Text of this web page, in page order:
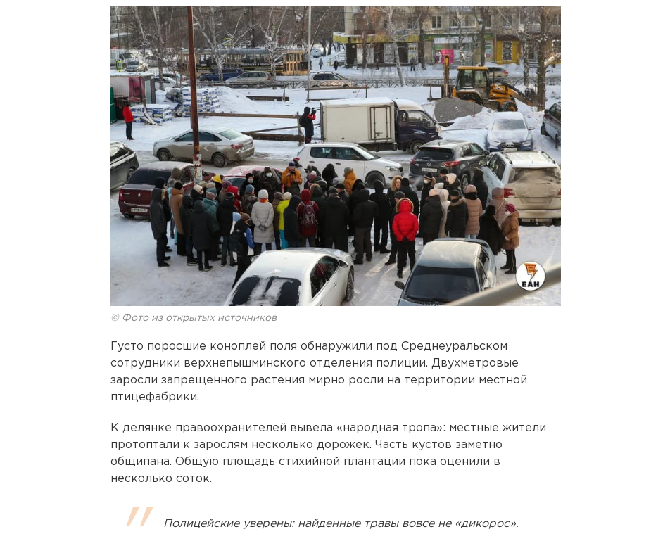
© Фото из открытых источников
Густо поросшие коноплей поля обнаружили под Среднеуральском
сотрудники верхнепышминского отделения полиции. Двухметровые
заросли запрещенного растения мирно росли на территории местной
птицефабрики.
К делянке правоохранителей вывела «народная тропа»: местные жители
протоптали к зарослям несколько дорожек. Часть кустов заметно
общипана. Общую площадь стихийной плантации пока оценили в
несколько соток.
Полицейские уверены: найденные травы вовсе не «дикорос».